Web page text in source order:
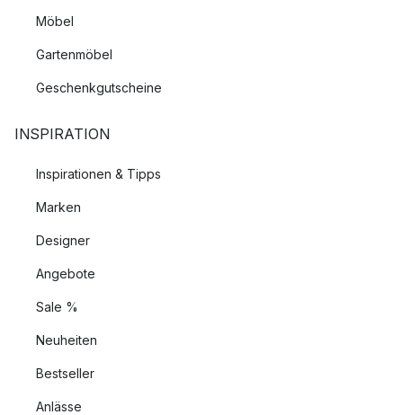
Möbel
Gartenmöbel
Geschenkgutscheine
INSPIRATION
Inspirationen & Tipps
Marken
Designer
Angebote
Sale %
Neuheiten
Bestseller
Anlässe